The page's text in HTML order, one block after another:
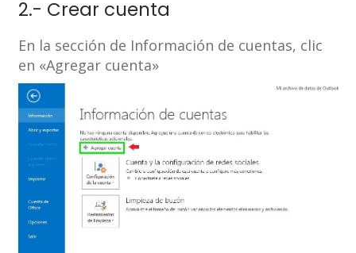
2.- Crear cuenta
En la sección de Información de cuentas, clic
en «Agregar cuenta»